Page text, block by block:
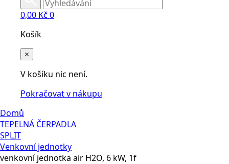
0,00 Kč 0
Košík
×
V košíku nic není.
Pokračovat v nákupu
Domů
TEPELNÁ ČERPADLA
SPLIT
Venkovní jednotky
venkovní jednotka air H2O, 6 kW, 1f